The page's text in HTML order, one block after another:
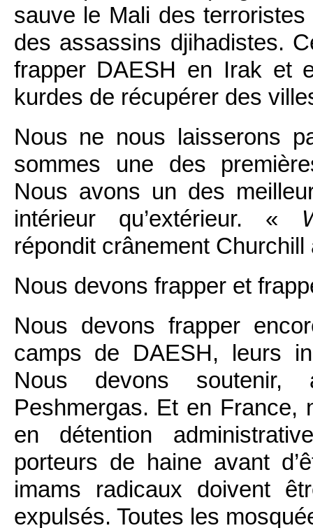
sauve le Mali des terroristes
des assassins djihadistes.
frapper DAESH en Irak et
kurdes de récupérer des
Nous ne nous laisserons
sommes une des
Nous avons un des
intérieur qu’extérieur. «
répondit crânement Churchill
Nous devons frapper et
Nous devons frapper
camps de DAESH, leurs
Nous devons soutenir,
Peshmergas. Et en France,
en détention
porteurs de haine avant
imams radicaux doivent
expulsés. Toutes les